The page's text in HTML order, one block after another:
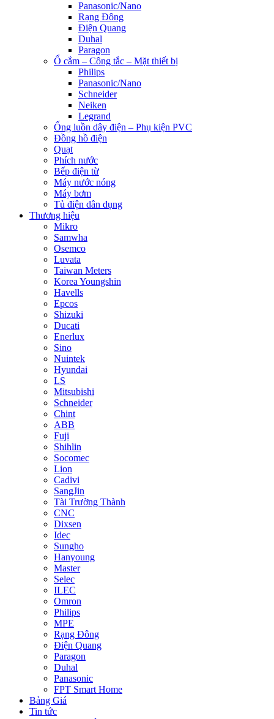
Panasonic/Nano
Rạng Đông
Điện Quang
Duhal
Paragon
Ổ cắm – Công tắc – Mặt thiết bị
Philips
Panasonic/Nano
Schneider
Neiken
Legrand
Ống luồn dây điện – Phụ kiện PVC
Đồng hồ điện
Quạt
Phích nước
Bếp điện từ
Máy nước nóng
Máy bơm
Tủ điện dân dụng
Thương hiệu
Mikro
Samwha
Osemco
Luvata
Taiwan Meters
Korea Youngshin
Havells
Epcos
Shizuki
Ducati
Enerlux
Sino
Nuintek
Hyundai
LS
Mitsubishi
Schneider
Chint
ABB
Fuji
Shihlin
Socomec
Lion
Cadivi
SangJin
Tài Trường Thành
CNC
Dixsen
Idec
Sungho
Hanyoung
Master
Selec
ILEC
Omron
Philips
MPE
Rạng Đông
Điện Quang
Paragon
Duhal
Panasonic
FPT Smart Home
Bảng Giá
Tin tức